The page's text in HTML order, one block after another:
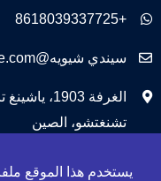
يستخدم هذا الموقع
+8618039337725
سيندي شيويه@hxabrasive.com
الغرفة
تشنغتشو، الصين